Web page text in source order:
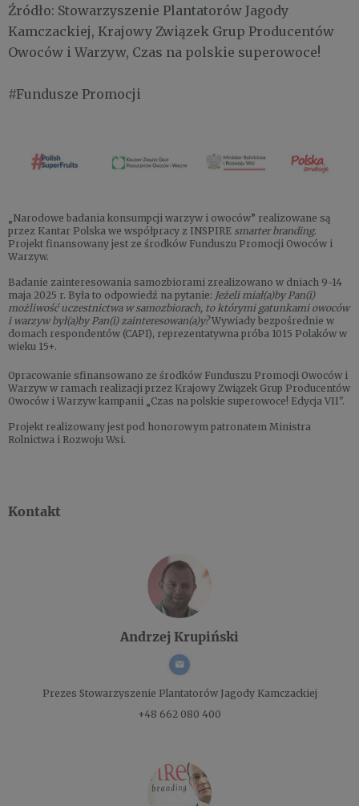
Źródło: Stowarzyszenie Plantatorów Jagody
Kamczackiej, Krajowy Związek Grup Producentów
Owoców i Warzyw, Czas na polskie superowoce!
#Fundusze Promocji
„Narodowe badania konsumpcji warzyw i owoców” realizowane są
przez Kantar Polska we współpracy z INSPIRE smarter branding.
Projekt finansowany jest ze środków Funduszu Promocji Owoców i
Warzyw.
Badanie zainteresowania samozbiorami zrealizowano w dniach 9-14
maja 2025 r. Była to odpowiedź na pytanie: Jeżeli miał(a)by Pan(i)
możliwość uczestnictwa w samozbiorach, to którymi gatunkami owoców
i warzyw był(a)by Pan(i) zainteresowan(a)y?Wywiady bezpośrednie w
domach respondentów (CAPI), reprezentatywna próba 1015 Polaków w
wieku 15+.
Opracowanie sfinansowano ze środków Funduszu Promocji Owoców i
Warzyw w ramach realizacji przez Krajowy Związek Grup Producentów
Owoców i Warzyw kampanii „Czas na polskie superowoce! Edycja VII".
Projekt realizowany jest pod honorowym patronatem Ministra
Rolnictwa i Rozwoju Wsi.
Kontakt
Andrzej Krupiński
Prezes Stowarzyszenie Plantatorów Jagody Kamczackiej
+48 662 080 400